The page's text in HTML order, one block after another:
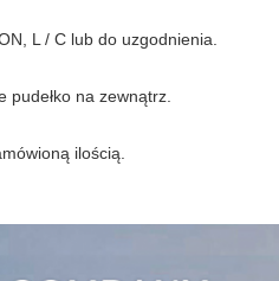
L / C lub do uzgodnienia.
na zewnątrz.
ilością.